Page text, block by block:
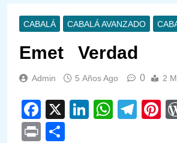
CABALÁ CABALÁ AVANZADO
Emet Verdad
Admin 5 Años Ago 0 2
Facebook
X LinkedIn
Print